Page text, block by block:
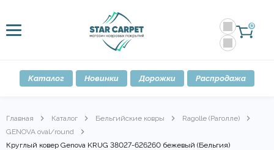
0
Каталог Новинки Дорожки Распродажа
Главная Каталог Бельгийские ковры
Ragolle (Раголле)
GENOVA oval/round
Круглый ковер Genova KRUG 38027-626260 бежевый (Бельгия)